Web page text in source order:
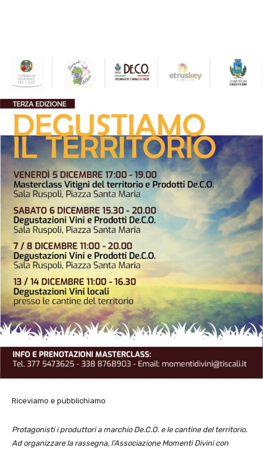
Riceviamo e pubblichiamo
Protagonisti i produttori a marchio De.C.O. e le cantine del territorio.
Ad organizzare la rassegna, l’Associazione Momenti Divini con